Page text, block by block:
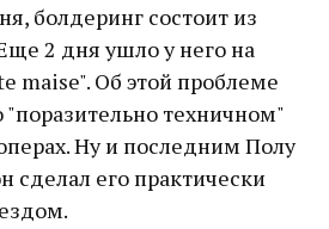
болдеринг состоит из
2 дня ушло у него на
maise". Об этой проблеме
"поразительно техничном"
Ну и последним Полу
сделал его практически